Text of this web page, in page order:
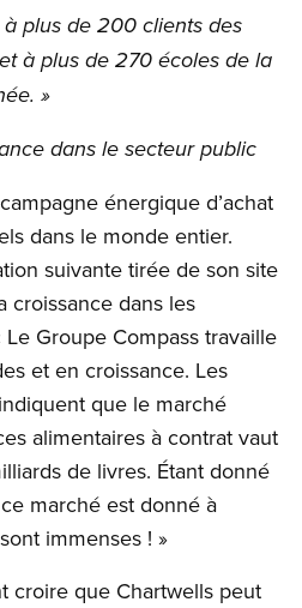
plus de 200 clients des
à plus de 270 écoles de la
»
dans le secteur public
énergique d’achat
dans le monde entier.
suivante tirée de son site
croissance dans les
Groupe Compass travaille
et en croissance. Les
que le marché
alimentaires à contrat vaut
de livres. Étant donné
marché est donné à
immenses ! »
croire que Chartwells peut